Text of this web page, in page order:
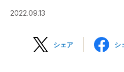
2022.09.13
シェア シ